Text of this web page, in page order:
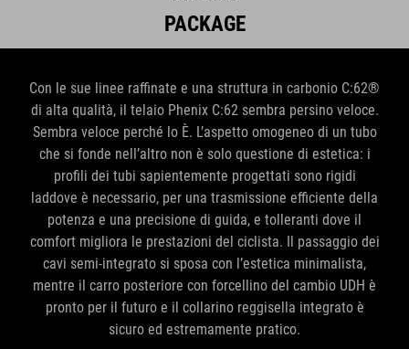
PACKAGE
Con le sue linee raffinate e una struttura in carbonio C:62®
di alta qualità, il telaio Phenix C:62 sembra persino veloce.
Sembra veloce perché lo È. L’aspetto omogeneo di un tubo
che si fonde nell’altro non è solo questione di estetica: i
profili dei tubi sapientemente progettati sono rigidi
laddove è necessario, per una trasmissione efficiente della
potenza e una precisione di guida, e tolleranti dove il
comfort migliora le prestazioni del ciclista. Il passaggio dei
cavi semi-integrato si sposa con l’estetica minimalista,
mentre il carro posteriore con forcellino del cambio UDH è
pronto per il futuro e il collarino reggisella integrato è
sicuro ed estremamente pratico.